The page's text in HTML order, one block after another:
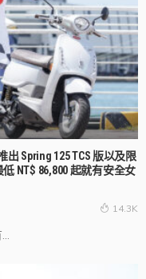
出 Spring 125 TCS 版以及限
NT$ 86,800 起就有安全女
14.3K